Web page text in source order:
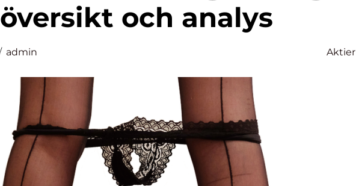
översikt och analys
admin Aktier